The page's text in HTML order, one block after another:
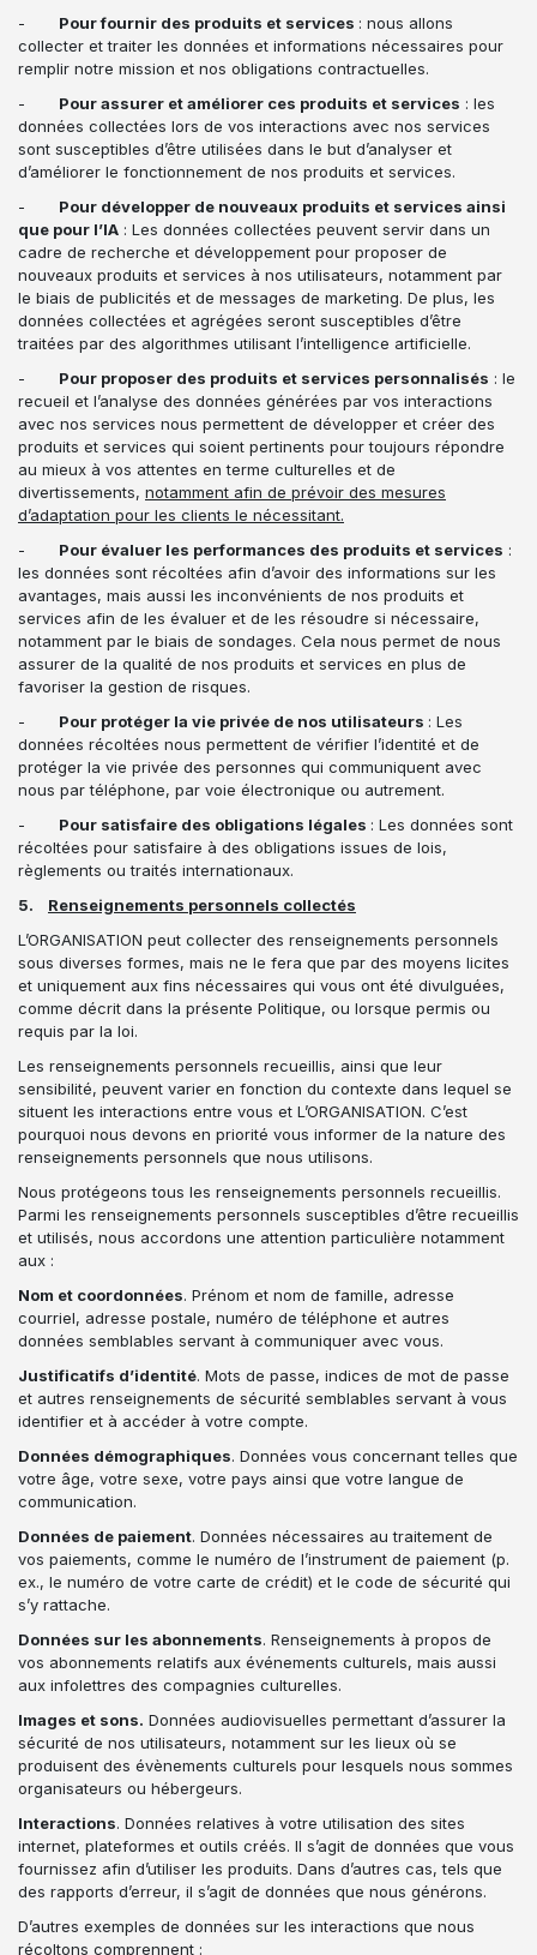
- Pour fournir des produits et services : nous allons
collecter et traiter les données et informations nécessaires pour
remplir notre mission et nos obligations contractuelles.
- Pour assurer et améliorer ces produits et services : les
données collectées lors de vos interactions avec nos services
sont susceptibles d’être utilisées dans le but d’analyser et
d’améliorer le fonctionnement de nos produits et services.
- Pour développer de nouveaux produits et services ainsi
que pour l’IA : Les données collectées peuvent servir dans un
cadre de recherche et développement pour proposer de
nouveaux produits et services à nos utilisateurs, notamment par
le biais de publicités et de messages de marketing. De plus, les
données collectées et agrégées seront susceptibles d’être
traitées par des algorithmes utilisant l’intelligence artificielle.
- Pour proposer des produits et services personnalisés : le
recueil et l’analyse des données générées par vos interactions
avec nos services nous permettent de développer et créer des
produits et services qui soient pertinents pour toujours répondre
au mieux à vos attentes en terme culturelles et de
divertissements, notamment afin de prévoir des mesures
d’adaptation pour les clients le nécessitant.
- Pour évaluer les performances des produits et services :
les données sont récoltées afin d’avoir des informations sur les
avantages, mais aussi les inconvénients de nos produits et
services afin de les évaluer et de les résoudre si nécessaire,
notamment par le biais de sondages. Cela nous permet de nous
assurer de la qualité de nos produits et services en plus de
favoriser la gestion de risques.
- Pour protéger la vie privée de nos utilisateurs : Les
données récoltées nous permettent de vérifier l’identité et de
protéger la vie privée des personnes qui communiquent avec
nous par téléphone, par voie électronique ou autrement.
- Pour satisfaire des obligations légales : Les données sont
récoltées pour satisfaire à des obligations issues de lois,
règlements ou traités internationaux.
5. Renseignements personnels collectés
L’ORGANISATION peut collecter des renseignements personnels
sous diverses formes, mais ne le fera que par des moyens licites
et uniquement aux fins nécessaires qui vous ont été divulguées,
comme décrit dans la présente Politique, ou lorsque permis ou
requis par la loi.
Les renseignements personnels recueillis, ainsi que leur
sensibilité, peuvent varier en fonction du contexte dans lequel se
situent les interactions entre vous et L’ORGANISATION. C’est
pourquoi nous devons en priorité vous informer de la nature des
renseignements personnels que nous utilisons.
Nous protégeons tous les renseignements personnels recueillis.
Parmi les renseignements personnels susceptibles d’être recueillis
et utilisés, nous accordons une attention particulière notamment
aux :
Nom et coordonnées. Prénom et nom de famille, adresse
courriel, adresse postale, numéro de téléphone et autres
données semblables servant à communiquer avec vous.
Justificatifs d’identité. Mots de passe, indices de mot de passe
et autres renseignements de sécurité semblables servant à vous
identifier et à accéder à votre compte.
Données démographiques. Données vous concernant telles que
votre âge, votre sexe, votre pays ainsi que votre langue de
communication.
Données de paiement. Données nécessaires au traitement de
vos paiements, comme le numéro de l’instrument de paiement (p.
ex., le numéro de votre carte de crédit) et le code de sécurité qui
s’y rattache.
Données sur les abonnements. Renseignements à propos de
vos abonnements relatifs aux événements culturels, mais aussi
aux infolettres des compagnies culturelles.
Images et sons. Données audiovisuelles permettant d’assurer la
sécurité de nos utilisateurs, notamment sur les lieux où se
produisent des évènements culturels pour lesquels nous sommes
organisateurs ou hébergeurs.
Interactions. Données relatives à votre utilisation des sites
internet, plateformes et outils créés. Il s’agit de données que vous
fournissez afin d’utiliser les produits. Dans d’autres cas, tels que
des rapports d’erreur, il s’agit de données que nous générons.
D’autres exemples de données sur les interactions que nous
récoltons comprennent :